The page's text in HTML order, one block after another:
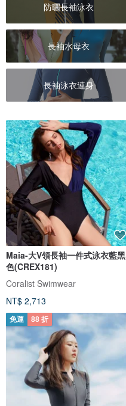
防曬長袖泳衣
長袖水母衣
長袖泳衣連身
Maia-大V領長袖一件式泳衣藍黑
色(CREX181)
Coralist Swimwear
NT$ 2,713
免運 88 折